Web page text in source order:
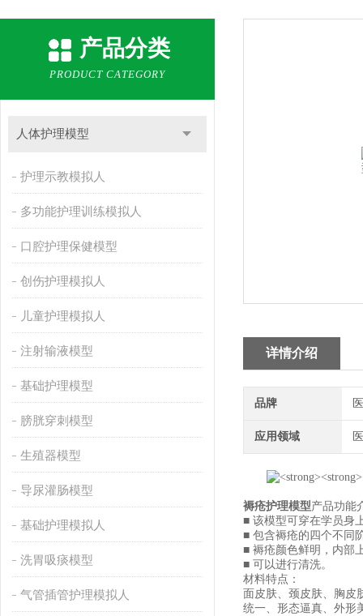
产品分类
PRODUCT CATEGORY
人体护理模型
护理示教模拟人
多功能护理训练模拟人
口腔护理保健模型
创伤护理模拟人
儿童护理模拟人
注射输液模型
基础护理模型
膀胱穿刺模型
生殖器模型
导尿灌肠模型
基础护理模拟人
洗胃吸痰模型
气管插管护理模拟人
详情介绍
品牌
应用领域
褥疮护理模型产品功能
■ 该模型可穿在学员身
■ 包含褥疮的四个不同
■ 褥疮颜色鲜明，内部
■ 可以进行清洗。
材料特点：
面皮肤、颈皮肤、胸皮
统一、形态逼真、外形